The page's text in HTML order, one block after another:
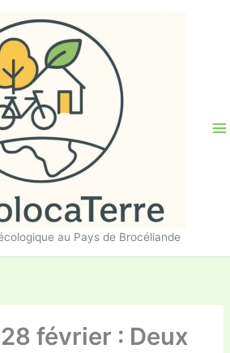
au Pays de Brocéliande
28 février : Deux